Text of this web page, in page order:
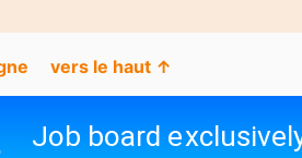
vers le haut ↑